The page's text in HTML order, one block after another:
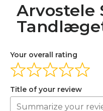
Arvostele
Your overall rating
Title of your review